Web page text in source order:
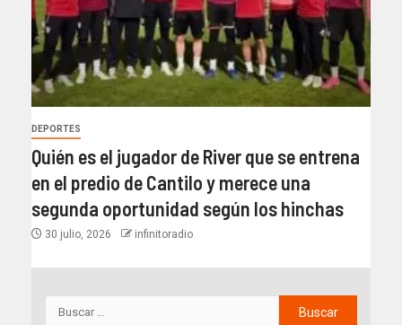
DEPORTES
Quién es el jugador de River que se entrena
en el predio de Cantilo y merece una
segunda oportunidad según los hinchas
30 julio, 2026 infinitoradio